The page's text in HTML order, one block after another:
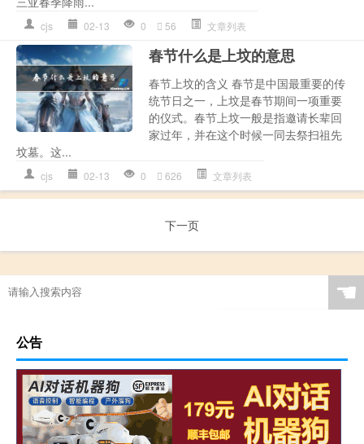
cjs 02-13 0 56 文章列表
春节什么是上坟的意思
春节上坟的含义 春节是中国最重要的传
统节日之一，上坟是春节期间一项重要
的仪式。春节上坟一般是指邀请长辈回
家过年，并在这个时候一同去祭扫祖先
坟墓。这...
cjs 02-13 0 626 文章列表
下一页
☚
公告